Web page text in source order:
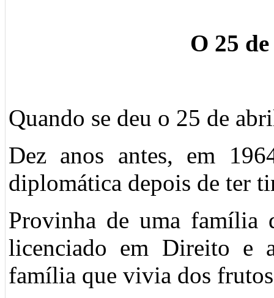
O 25
Quando se deu o 25 de
Dez anos antes, em
diplomática depois de ter
Provinha de uma família
licenciado em Direito e
família que vivia dos